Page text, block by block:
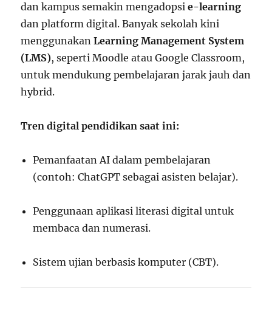
dan kampus semakin mengadopsie-learning
dan platform digital. Banyak sekolah kini
menggunakanLearning Management System
(LMS), seperti Moodle atau Google Classroom,
untuk mendukung pembelajaran jarak jauh dan
hybrid.
Tren digital pendidikan saat ini:
Pemanfaatan AI dalam pembelajaran
(contoh: ChatGPT sebagai asisten belajar).
Penggunaan aplikasi literasi digital untuk
membaca dan numerasi.
Sistem ujian berbasis komputer (CBT).